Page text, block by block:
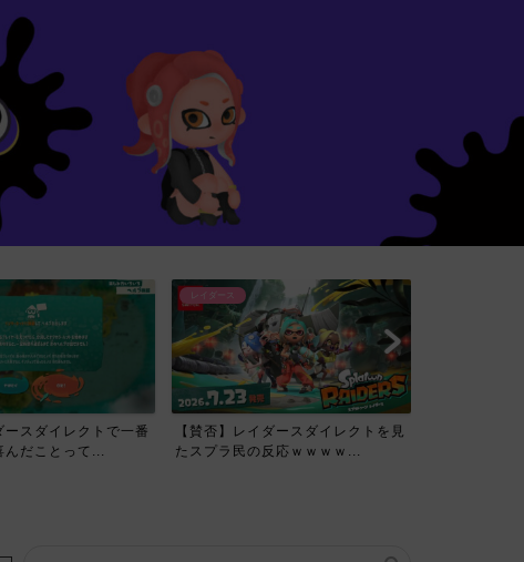
ースダイレクトで一番
んだことって...
レイダース
【賛否】レイダースダイレクトを見
たスプラ民の反応ｗｗｗｗ...